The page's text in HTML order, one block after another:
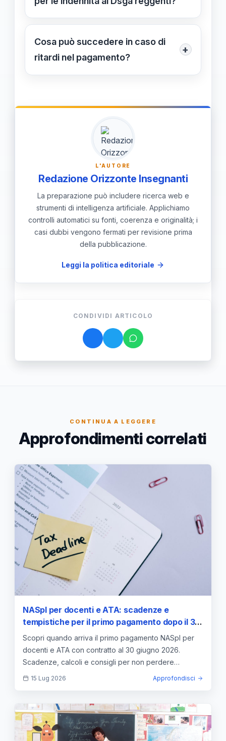
Dal 2021/2022 al 2023/2024 sono
stati stanziati complessivamente
1.403.672 euro, ripartiti
Cosa può succedere in caso di
ritardi nel pagamento?
+
Ritardi possono portare a sanzioni,
pianificazione finanziaria dei
L'AUTORE
Redazione Orizzonte Insegnanti
La preparazione può includere ricerca web e
strumenti di intelligenza artificiale. Applichiamo
controlli automatici su fonti, coerenza e originalità; i
casi dubbi vengono fermati per revisione prima
della pubblicazione.
Leggi la politica editoriale
CONDIVIDI ARTICOLO
CONTINUA A LEGGERE
Approfondimenti correlati
NASpI per docenti e ATA: scadenze e
tempistiche per il primo pagamento dopo il 30
giugno
Scopri quando arriva il primo pagamento NASpI per
docenti e ATA con contratto al 30 giugno 2026.
Scadenze, calcoli e consigli per non perdere
l'indennità.
15 Lug 2026 Approfondisci